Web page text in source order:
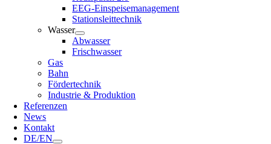
EEG-Einspeisemanagement
Stationsleittechnik
Wasser
Abwasser
Frischwasser
Gas
Bahn
Fördertechnik
Industrie & Produktion
Referenzen
News
Kontakt
DE/EN